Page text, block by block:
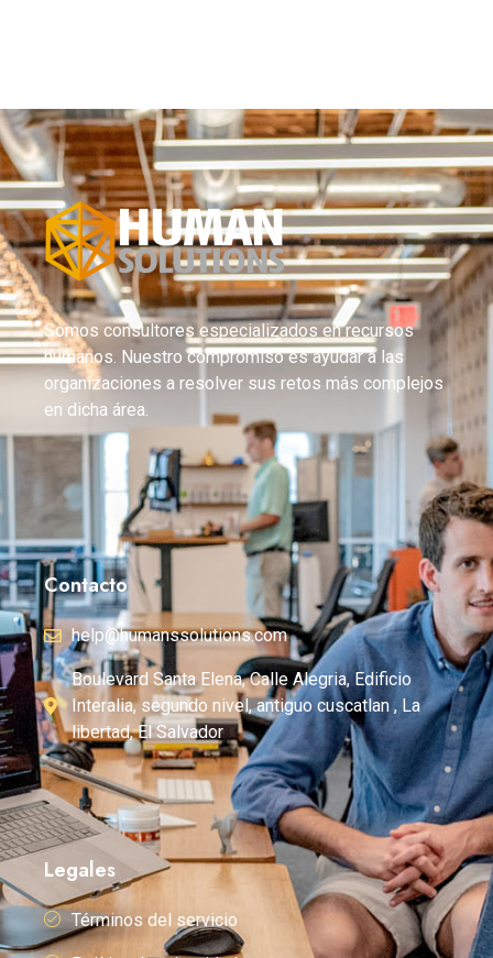
Somos consultores especializados en recursos
humanos. Nuestro compromiso es ayudar a las
organizaciones a resolver sus retos más complejos
en dicha área.
Contacto
help@humanssolutions.com
Boulevard Santa Elena, Calle Alegria, Edificio
Interalia, segundo nivel, antiguo cuscatlan , La
libertad, El Salvador
Legales
Términos del servicio